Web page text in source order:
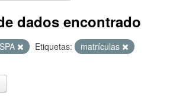
dados encontrado
Etiquetas:
matrículas